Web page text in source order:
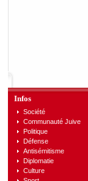
Infos
Société
Communauté Juive
Politique
Défense
Antisémitisme
Diplomatie
Culture